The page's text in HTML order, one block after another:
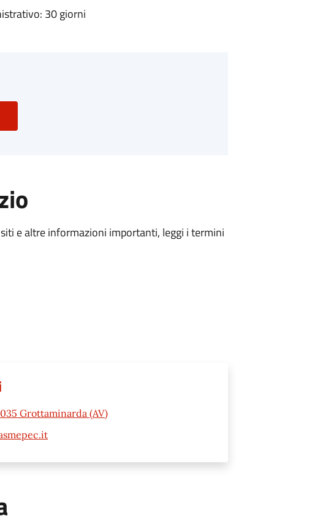
30 giorni
e altre informazioni importanti, leggi i termini
Grottaminarda (AV)